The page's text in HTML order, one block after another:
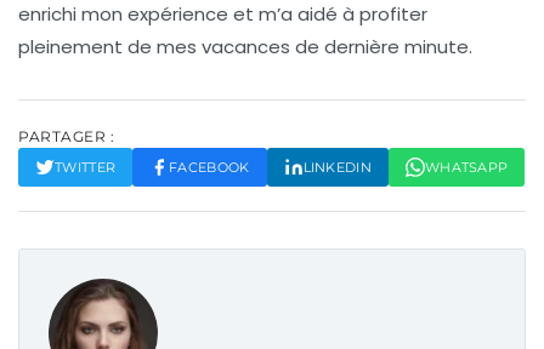
enrichi mon expérience et m’a aidé à profiter
pleinement de mes vacances de dernière minute.
PARTAGER :
TWITTER FACEBOOK LINKEDIN WHATSAPP